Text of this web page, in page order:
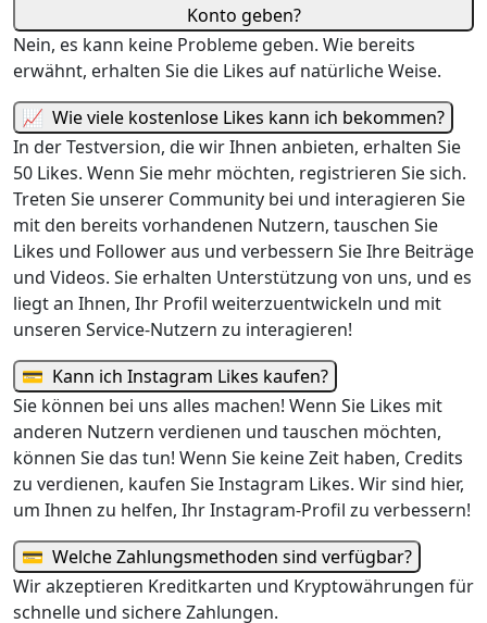
Konto geben?
Nein, es kann keine Probleme geben. Wie bereits
erwähnt, erhalten Sie die Likes auf natürliche Weise.
📈 Wie viele kostenlose Likes kann ich bekommen?
In der Testversion, die wir Ihnen anbieten, erhalten Sie
50 Likes. Wenn Sie mehr möchten, registrieren Sie sich.
Treten Sie unserer Community bei und interagieren Sie
mit den bereits vorhandenen Nutzern, tauschen Sie
Likes und Follower aus und verbessern Sie Ihre Beiträge
und Videos. Sie erhalten Unterstützung von uns, und es
liegt an Ihnen, Ihr Profil weiterzuentwickeln und mit
unseren Service-Nutzern zu interagieren!
💳 Kann ich Instagram Likes kaufen?
Sie können bei uns alles machen! Wenn Sie Likes mit
anderen Nutzern verdienen und tauschen möchten,
können Sie das tun! Wenn Sie keine Zeit haben, Credits
zu verdienen, kaufen Sie Instagram Likes. Wir sind hier,
um Ihnen zu helfen, Ihr Instagram-Profil zu verbessern!
💳 Welche Zahlungsmethoden sind verfügbar?
Wir akzeptieren Kreditkarten und Kryptowährungen für
schnelle und sichere Zahlungen.